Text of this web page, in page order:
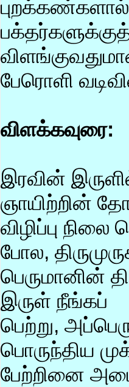
பேரொளி
விளக்கவுரை:
இரவின்
ஞாயிற்றின்
விழிப்பு
போல,
பெருமானின்
இருள் நீங்கப்
பெற்று,
பொருந்திய
பேற்றினை